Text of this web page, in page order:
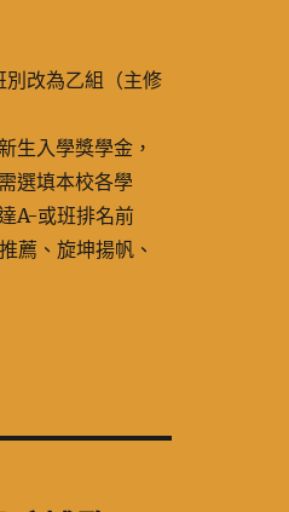
別改為乙組（主修
生入學獎學金，
選填本校各學
A-或班排名前
薦、旋坤揚帆、